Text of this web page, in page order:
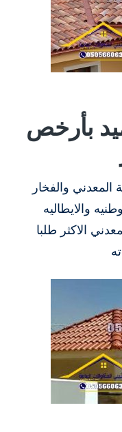
بأرخص
المعدني والفخار
والايطاليه
الاكثر طلبا